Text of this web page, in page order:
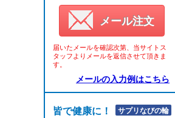
メール注文
届いたメールを確認次第、当サイトス
タッフよりメールを返信させて頂きま
す。
メールの入力例はこちら
皆で健康に！！サプリなびの輪